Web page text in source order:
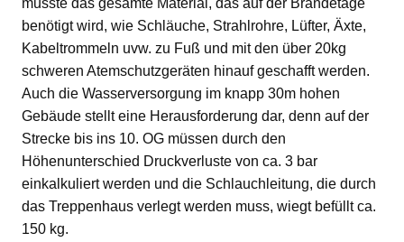
musste das gesamte Material, das auf der Brandetage
benötigt wird, wie Schläuche, Strahlrohre, Lüfter, Äxte,
Kabeltrommeln uvw. zu Fuß und mit den über 20kg
schweren Atemschutzgeräten hinauf geschafft werden.
Auch die Wasserversorgung im knapp 30m hohen
Gebäude stellt eine Herausforderung dar, denn auf der
Strecke bis ins 10. OG müssen durch den
Höhenunterschied Druckverluste von ca. 3 bar
einkalkuliert werden und die Schlauchleitung, die durch
das Treppenhaus verlegt werden muss, wiegt befüllt ca.
150 kg.